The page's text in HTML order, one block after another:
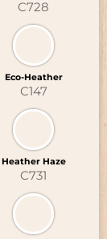
C728
Eco-Heather
C147
Heather Haze
C731